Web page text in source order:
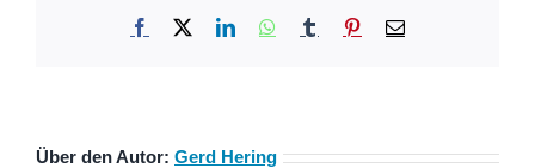
Facebook LinkedInWhatsApp
Tumblr Pinterest
E-
Über den Autor: Gerd Hering